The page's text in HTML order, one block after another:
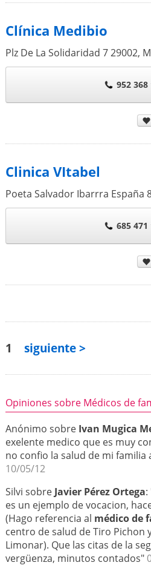
Clínica Medibio
Plz De La Solidaridad 729002,
952 368
Clinica VItabel
Poeta Salvador Ibarrra España
685 471
1 siguiente >
Opiniones sobre Médicos de
Anónimo sobre Ivan Mugica
exelente medico que es muy
no confio la salud de mi familia
10/05/12
Silvi sobreJavier Pérez Ortega:
es un ejemplo de vocacion,
(Hago referencia al médico de
centro de salud de Tiro Pichon
Limonar). Que las citas de la
vergüenza, minutos contados"